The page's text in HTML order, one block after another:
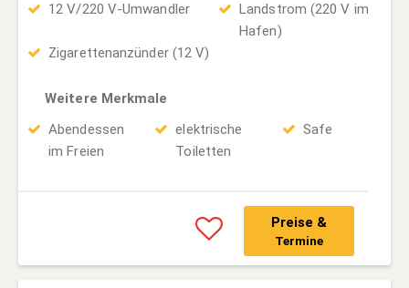
12 V/220 V-Umwandler
Landstrom (220 V im
Hafen)
Zigarettenanzünder (12 V)
Weitere Merkmale
Abendessen
im Freien
elektrische
Toiletten
Safe
Preise &
Termine